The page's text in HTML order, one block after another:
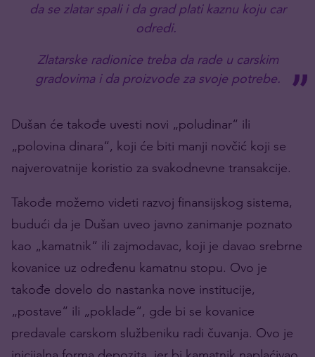
da se zlatar spali i da grad plati kaznu koju car
odredi.
Zlatarske radionice treba da rade u carskim
gradovima i da proizvode za svoje potrebe.
Dušan će takođe uvesti novi „poludinar“ ili
„polovina dinara“, koji će biti manji novčić koji se
najverovatnije koristio za svakodnevne transakcije.
Takođe možemo videti razvoj finansijskog sistema,
budući da je Dušan uveo javno zanimanje poznato
kao „kamatnik“ ili zajmodavac, koji je davao srebrne
kovanice uz određenu kamatnu stopu. Ovo je
takođe dovelo do nastanka nove institucije,
„postave“ ili „poklade“, gde bi se kovanice
predavale carskom službeniku radi čuvanja. Ovo je